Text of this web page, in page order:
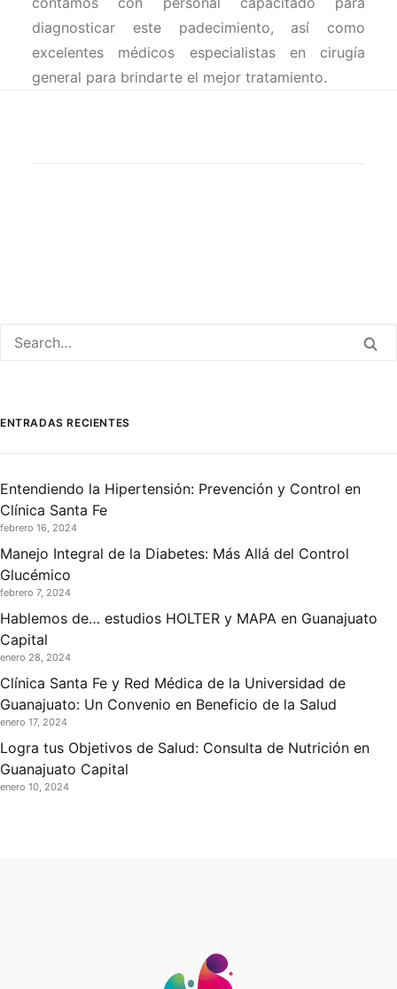
diagnosticar este padecimiento, así como
excelentes médicos especialistas en cirugía
general para brindarte el mejor tratamiento.
ENTRADAS RECIENTES
Entendiendo la Hipertensión: Prevención y Control en
Clínica Santa Fe
febrero 16, 2024
Manejo Integral de la Diabetes: Más Allá del Control
Glucémico
febrero 7, 2024
Hablemos de… estudios HOLTER y MAPA en Guanajuato
Capital
enero 28, 2024
Clínica Santa Fe y Red Médica de la Universidad de
Guanajuato: Un Convenio en Beneficio de la Salud
enero 17, 2024
Logra tus Objetivos de Salud: Consulta de Nutrición en
Guanajuato Capital
enero 10, 2024